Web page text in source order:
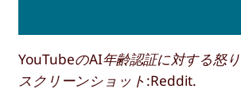
YouTubeのAI年齢認証に対する怒
スクリーンショット:Reddit.